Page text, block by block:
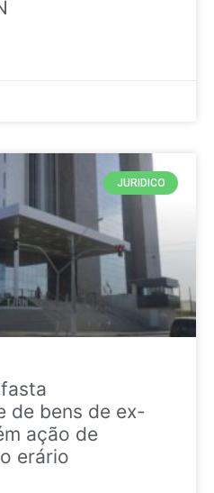
JURIDICO
de bens de ex-
ação de
erário